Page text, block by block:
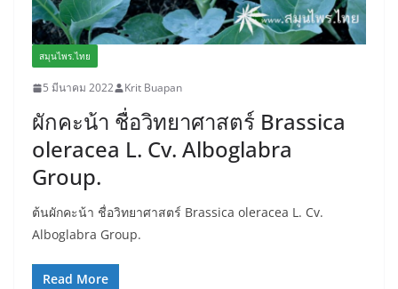
สมุนไพร.ไทย
5 มีนาคม 2022 Krit Buapan
ผักคะน้า ชื่อวิทยาศาสตร์ Brassica
oleracea L. Cv. Alboglabra
Group.
ต้นผักคะน้า ชื่อวิทยาศาสตร์ Brassica oleracea L. Cv.
Alboglabra Group.
Read More